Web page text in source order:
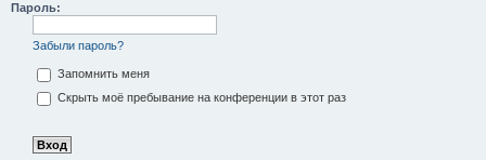
Пароль:
Забыли пароль?
Запомнить меня
Скрыть моё пребывание на конференции в этот раз